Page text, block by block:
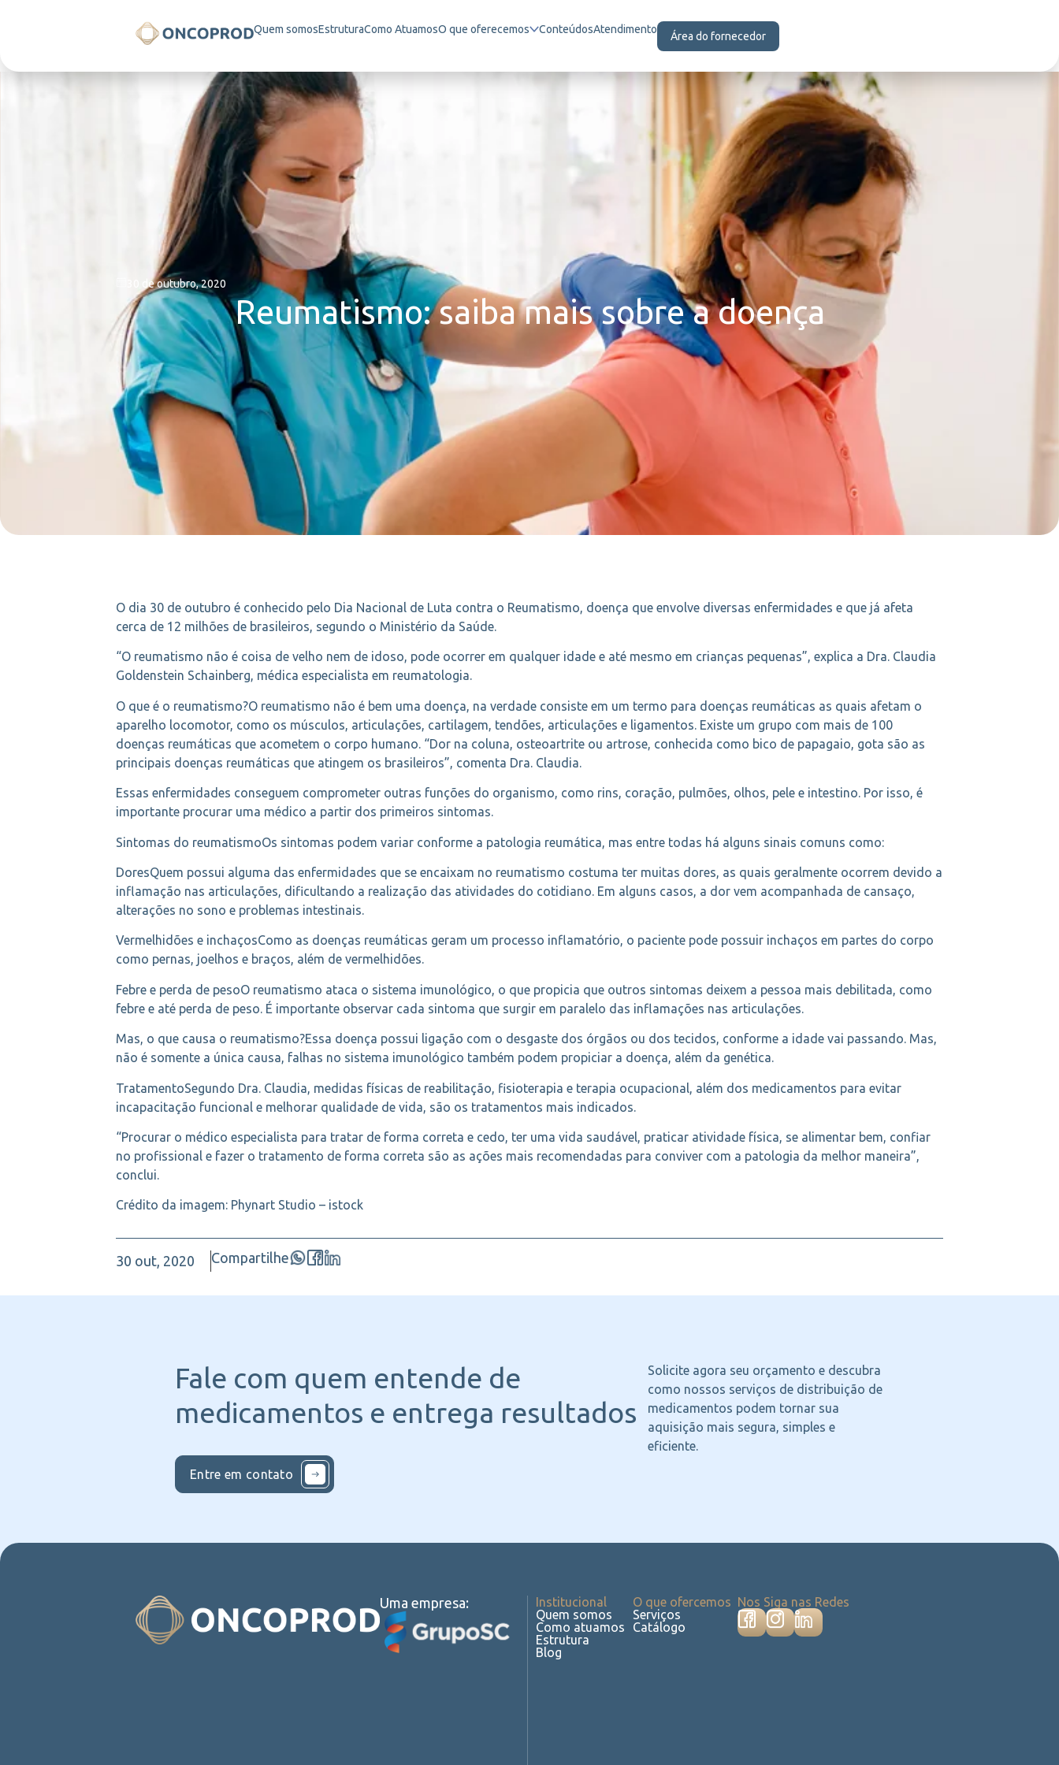
Quem somosEstruturaComo AtuamosO que oferecemos ConteúdosAtendimento
Área do fornecedor
30 de outubro, 2020
Reumatismo: saiba mais sobre a doença
O dia 30 de outubro é conhecido pelo Dia Nacional de Luta contra o Reumatismo, doença que envolve diversas enfermidades e que já afeta
cerca de 12 milhões de brasileiros, segundo o Ministério da Saúde.
“O reumatismo não é coisa de velho nem de idoso, pode ocorrer em qualquer idade e até mesmo em crianças pequenas”, explica a Dra. Claudia
Goldenstein Schainberg, médica especialista em reumatologia.
O que é o reumatismo?O reumatismo não é bem uma doença, na verdade consiste em um termo para doenças reumáticas as quais afetam o
aparelho locomotor, como os músculos, articulações, cartilagem, tendões, articulações e ligamentos. Existe um grupo com mais de 100
doenças reumáticas que acometem o corpo humano. “Dor na coluna, osteoartrite ou artrose, conhecida como bico de papagaio, gota são as
principais doenças reumáticas que atingem os brasileiros”, comenta Dra. Claudia.
Essas enfermidades conseguem comprometer outras funções do organismo, como rins, coração, pulmões, olhos, pele e intestino. Por isso, é
importante procurar uma médico a partir dos primeiros sintomas.
Sintomas do reumatismoOs sintomas podem variar conforme a patologia reumática, mas entre todas há alguns sinais comuns como:
DoresQuem possui alguma das enfermidades que se encaixam no reumatismo costuma ter muitas dores, as quais geralmente ocorrem devido a
inflamação nas articulações, dificultando a realização das atividades do cotidiano. Em alguns casos, a dor vem acompanhada de cansaço,
alterações no sono e problemas intestinais.
Vermelhidões e inchaçosComo as doenças reumáticas geram um processo inflamatório, o paciente pode possuir inchaços em partes do corpo
como pernas, joelhos e braços, além de vermelhidões.
Febre e perda de pesoO reumatismo ataca o sistema imunológico, o que propicia que outros sintomas deixem a pessoa mais debilitada, como
febre e até perda de peso. É importante observar cada sintoma que surgir em paralelo das inflamações nas articulações.
Mas, o que causa o reumatismo?Essa doença possui ligação com o desgaste dos órgãos ou dos tecidos, conforme a idade vai passando. Mas,
não é somente a única causa, falhas no sistema imunológico também podem propiciar a doença, além da genética.
TratamentoSegundo Dra. Claudia, medidas físicas de reabilitação, fisioterapia e terapia ocupacional, além dos medicamentos para evitar
incapacitação funcional e melhorar qualidade de vida, são os tratamentos mais indicados.
“Procurar o médico especialista para tratar de forma correta e cedo, ter uma vida saudável, praticar atividade física, se alimentar bem, confiar
no profissional e fazer o tratamento de forma correta são as ações mais recomendadas para conviver com a patologia da melhor maneira”,
conclui.
Crédito da imagem: Phynart Studio – istock
30 out, 2020 Compartilhe
Fale com quem entende de
medicamentos e entrega resultados
Solicite agora seu orçamento e descubra
como nossos serviços de distribuição de
medicamentos podem tornar sua
aquisição mais segura, simples e
eficiente.
Entre em contato
Uma empresa:
Institucional
Quem somos
Como atuamos
Estrutura
Blog
O que ofercemos
Serviços
Catálogo
Nos Siga nas Redes